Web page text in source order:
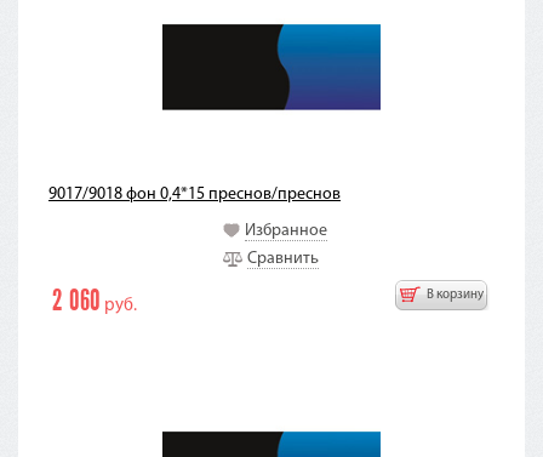
9017/9018 фон 0,4*15 преснов/преснов
Избранное
Сравнить
В корзину
2 060 руб.